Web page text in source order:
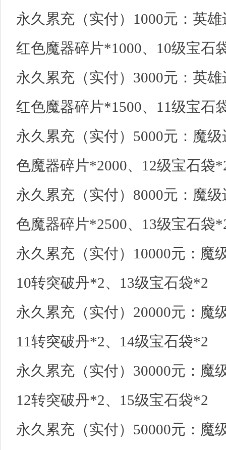
永久累充（实付）1000元：英
红色魔器碎片*1000、10级宝石
永久累充（实付）3000元：英
红色魔器碎片*1500、11级宝石
永久累充（实付）5000元：魔
色魔器碎片*2000、12级宝石袋
永久累充（实付）8000元：魔
色魔器碎片*2500、13级宝石袋
永久累充（实付）10000元：魔
10转突破丹*2、13级宝石袋*2
永久累充（实付）20000元：魔
11转突破丹*2、14级宝石袋*2
永久累充（实付）30000元：魔
12转突破丹*2、15级宝石袋*2
永久累充（实付）50000元：魔